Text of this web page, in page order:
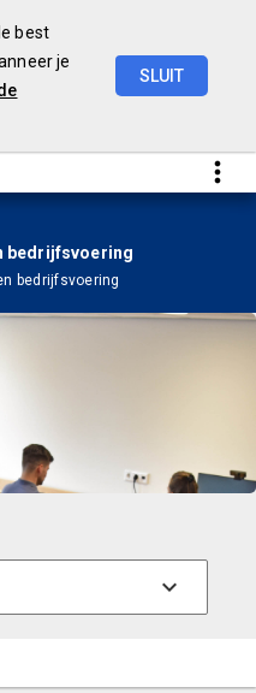
best
je
SLUIT
bedrijfsvoering
bedrijfsvoering